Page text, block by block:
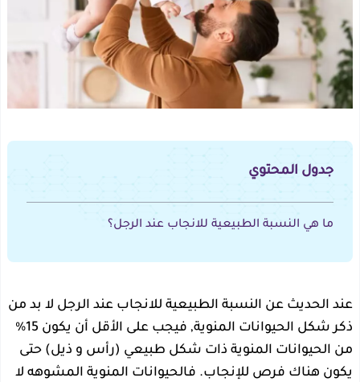
جدول المحتوي
ما هي النسبة الطبيعية للانجاب عند الرجل؟
عند الحديث عن النسبة الطبيعية للانجاب عند الرجل لا بد من
ذكر شكل الحيوانات المنوية, فيجب على الأقل أن يكون 15%
من الحيوانات المنوية ذات شكل طبيعي (رأس و ذيل) حتى
يكون هناك فرص للإنجاب. فالحيوانات المنوية المشوهه لا